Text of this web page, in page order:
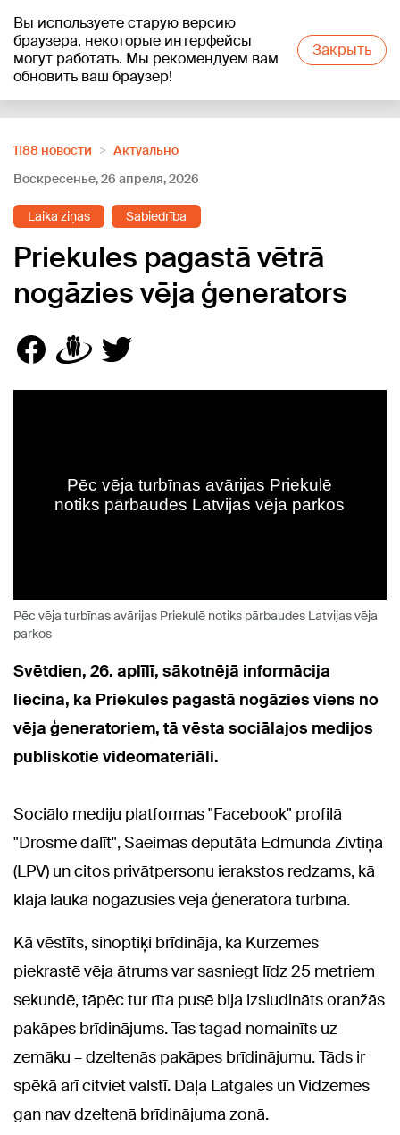
Вы используете старую версию
браузера, некоторые интерфейсы
могут работать. Мы рекомендуем вам
обновить ваш браузер!
Закрыть
+20°C
1188 новости
Актуально
Воскресенье, 26 апреля, 2026
Laika ziņas Sabiedrība
Priekules pagastā vētrā
nogāzies vēja ģenerators
Pēc vēja turbīnas avārijas Priekulē notiks pārbaudes Latvijas vēja
parkos
Svētdien, 26. aplīlī, sākotnējā informācija
liecina, ka Priekules pagastā nogāzies viens no
vēja ģeneratoriem, tā vēsta sociālajos medijos
publiskotie videomateriāli.
Sociālo mediju platformas "Facebook" profilā
"Drosme dalīt", Saeimas deputāta Edmunda Zivtiņa
(LPV) un citos privātpersonu ierakstos redzams, kā
klajā laukā nogāzusies vēja ģeneratora turbīna.
Kā vēstīts, sinoptiķi brīdināja, ka Kurzemes
piekrastē vēja ātrums var sasniegt līdz 25 metriem
sekundē, tāpēc tur rīta pusē bija izsludināts oranžās
pakāpes brīdinājums. Tas tagad nomainīts uz
zemāku – dzeltenās pakāpes brīdinājumu. Tāds ir
spēkā arī citviet valstī. Daļa Latgales un Vidzemes
gan nav dzeltenā brīdinājuma zonā.